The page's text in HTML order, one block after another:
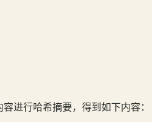
进行哈希摘要，得到如下内容：